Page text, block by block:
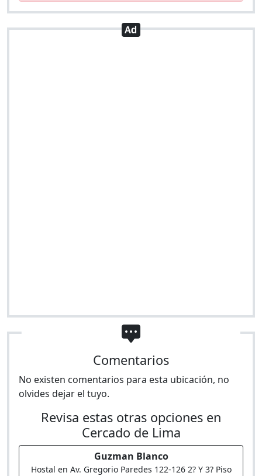
Comentarios
No existen comentarios para esta ubicación, no
olvides dejar el tuyo.
Revisa estas otras opciones en
Cercado de Lima
Guzman Blanco
Hostal en Av. Gregorio Paredes 122-126 2? Y 3? Piso